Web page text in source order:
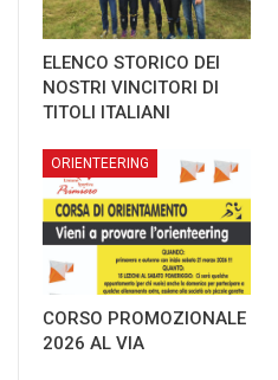
ELENCO STORICO DEI
NOSTRI VINCITORI DI
TITOLI ITALIANI
ORIENTEERING
CORSO PROMOZIONALE
2026 AL VIA